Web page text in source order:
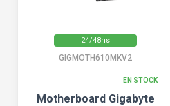
24/48hs
GIGMOTH610MKV2
EN STOCK
Motherboard Gigabyte